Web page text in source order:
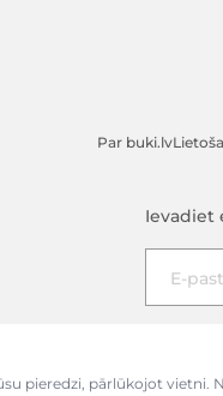
pieredzi, pārlūkojot
Par buki.lv
Ievadiet